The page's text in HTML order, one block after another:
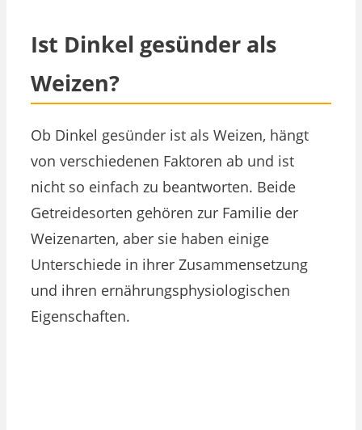
Ist Dinkel gesünder als
Weizen?
Ob Dinkel gesünder ist als Weizen, hängt
von verschiedenen Faktoren ab und ist
nicht so einfach zu beantworten. Beide
Getreidesorten gehören zur Familie der
Weizenarten, aber sie haben einige
Unterschiede in ihrer Zusammensetzung
und ihren ernährungsphysiologischen
Eigenschaften.